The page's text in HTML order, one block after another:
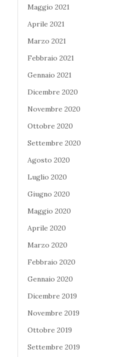
Maggio 2021
Aprile 2021
Marzo 2021
Febbraio 2021
Gennaio 2021
Dicembre 2020
Novembre 2020
Ottobre 2020
Settembre 2020
Agosto 2020
Luglio 2020
Giugno 2020
Maggio 2020
Aprile 2020
Marzo 2020
Febbraio 2020
Gennaio 2020
Dicembre 2019
Novembre 2019
Ottobre 2019
Settembre 2019